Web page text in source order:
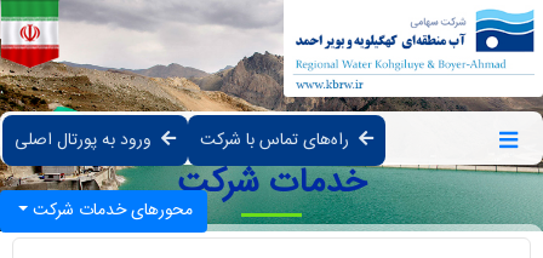
ورود به پورتال اصلی راه‌های تماس با شرکت
محورهای خدمات شرکتخدمات شرکت